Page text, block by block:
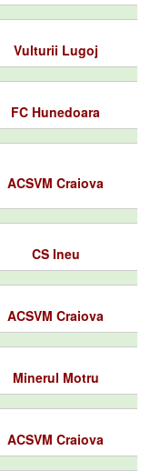
Vulturii Lugoj
FC Hunedoara
ACSVM Craiova
CS Ineu
ACSVM Craiova
Minerul Motru
ACSVM Craiova